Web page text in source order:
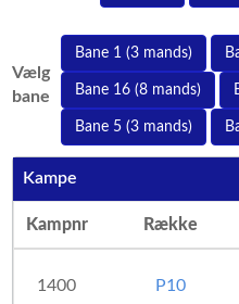
Vælg
bane
Bane 1 (3 mands)
Bane 16 (8 mands)
Bane 5 (3 mands)
Kampe
Kampnr Række
1400 P10